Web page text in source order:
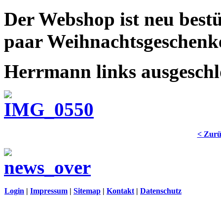
Der Webshop ist neu
paar
Herrmann links
<
Login | Impressum | Sitemap | Kontakt | Datenschutz